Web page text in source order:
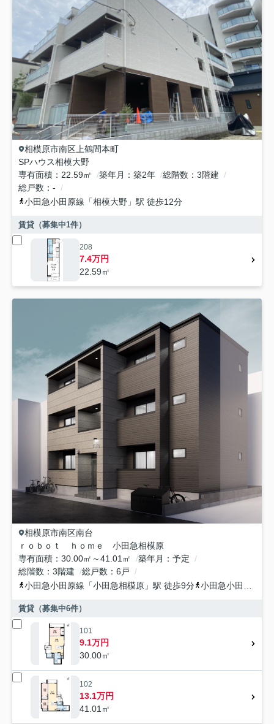
相模原市南区 上鶴間本町
SPハウス相模大野
専有面積
22.59㎡ 築年月 築2年 総階数
3階建
総戸数
-
小田急小田原線 「相模大野 」駅 徒歩12分
賃貸（募集中1件）
208
7.4万円
22.59㎡
相模原市南区南台
ｒｏｂｏｔ ｈｏｍｅ 小田急相模原
専有面積
30.00㎡～41.01㎡ 築年月
予定
総階数
3階建 総戸数
6戸
小田急小田原線 「小田急相模原 」駅 徒歩9分 小田急小田原線
賃貸（募集中6件）
101
9.1万円
30.00㎡
102
13.1万円
41.01㎡